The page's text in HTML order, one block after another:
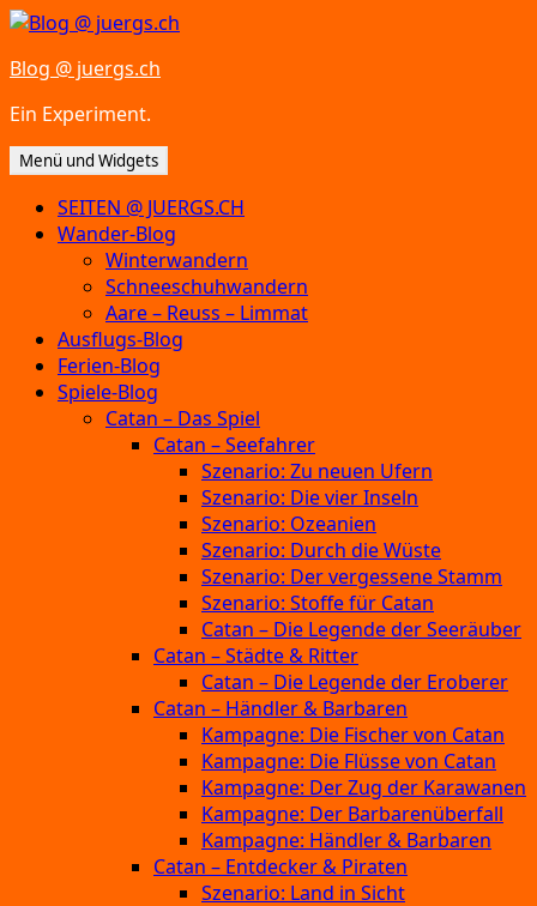
Zum
springen
Blog @ juergs.ch
Ein Experiment.
Menü und Widgets
SEITEN @ JUERGS.CH
Wander-Blog
Winterwandern
Schneeschuhwandern
Aare – Reuss – Limmat
Ausflugs-Blog
Ferien-Blog
Spiele-Blog
Catan – Das Spiel
Catan – Seefahrer
Szenario: Zu neuen Ufern
Szenario: Die vier Inseln
Szenario: Ozeanien
Szenario: Durch die Wüste
Szenario: Der vergessene Stamm
Szenario: Stoffe für Catan
Catan – Die Legende der Seeräuber
Catan – Städte & Ritter
Catan – Die Legende der Eroberer
Catan – Händler & Barbaren
Kampagne: Die Fischer von Catan
Kampagne: Die Flüsse von Catan
Kampagne: Der Zug der Karawanen
Kampagne: Der Barbarenüberfall
Kampagne: Händler & Barbaren
Catan – Entdecker & Piraten
Szenario: Land in Sicht